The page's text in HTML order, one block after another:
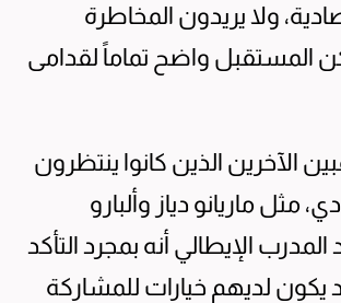
ولا يريدون المخاطرة
المستقبل واضح تماماً لقدامى
الآخرين الذين كانوا ينتظرون
مثل ماريانو دياز وألبارو
المدرب الإيطالي أنه بمجرد التأكد
يكون لديهم خيارات للمشاركة